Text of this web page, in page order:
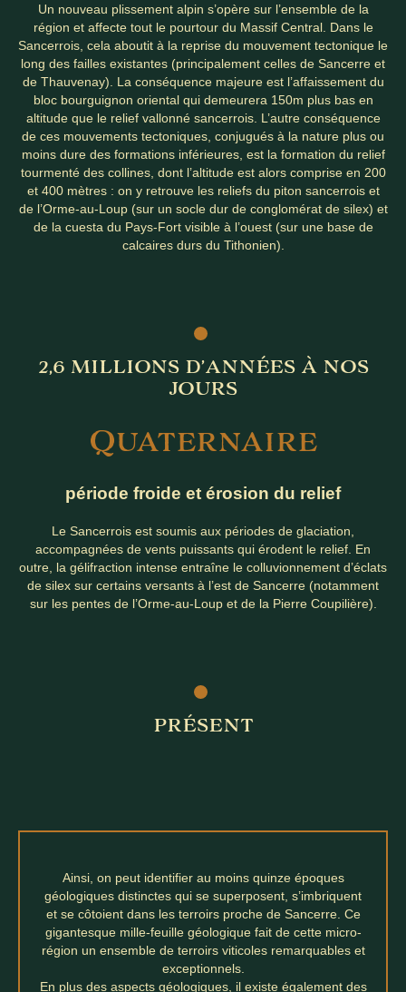
Un nouveau plissement alpin s’opère sur l’ensemble de la
région et affecte tout le pourtour du Massif Central. Dans le
Sancerrois, cela aboutit à la reprise du mouvement tectonique le
long des failles existantes (principalement celles de Sancerre et
de Thauvenay). La conséquence majeure est l’affaissement du
bloc bourguignon oriental qui demeurera 150m plus bas en
altitude que le relief vallonné sancerrois. L’autre conséquence
de ces mouvements tectoniques, conjugués à la nature plus ou
moins dure des formations inférieures, est la formation du relief
tourmenté des collines, dont l’altitude est alors comprise en 200
et 400 mètres : on y retrouve les reliefs du piton sancerrois et
de l’Orme-au-Loup (sur un socle dur de conglomérat de silex) et
de la cuesta du Pays-Fort visible à l’ouest (sur une base de
calcaires durs du Tithonien).
QUATERNAIRE
période froide et érosion du relief
Le Sancerrois est soumis aux périodes de glaciation,
accompagnées de vents puissants qui érodent le relief. En
outre, la gélifraction intense entraîne le colluvionnement d’éclats
de silex sur certains versants à l’est de Sancerre (notamment
sur les pentes de l’Orme-au-Loup et de la Pierre Coupilière).
2,6 MILLIONS D’ANNÉES À NOS
JOURS
PRÉSENT
Ainsi, on peut identifier au moins quinze époques
géologiques distinctes qui se superposent, s’imbriquent
et se côtoient dans les terroirs proche de Sancerre. Ce
gigantesque mille-feuille géologique fait de cette micro-
région un ensemble de terroirs viticoles remarquables et
exceptionnels.
En plus des aspects géologiques, il existe également des